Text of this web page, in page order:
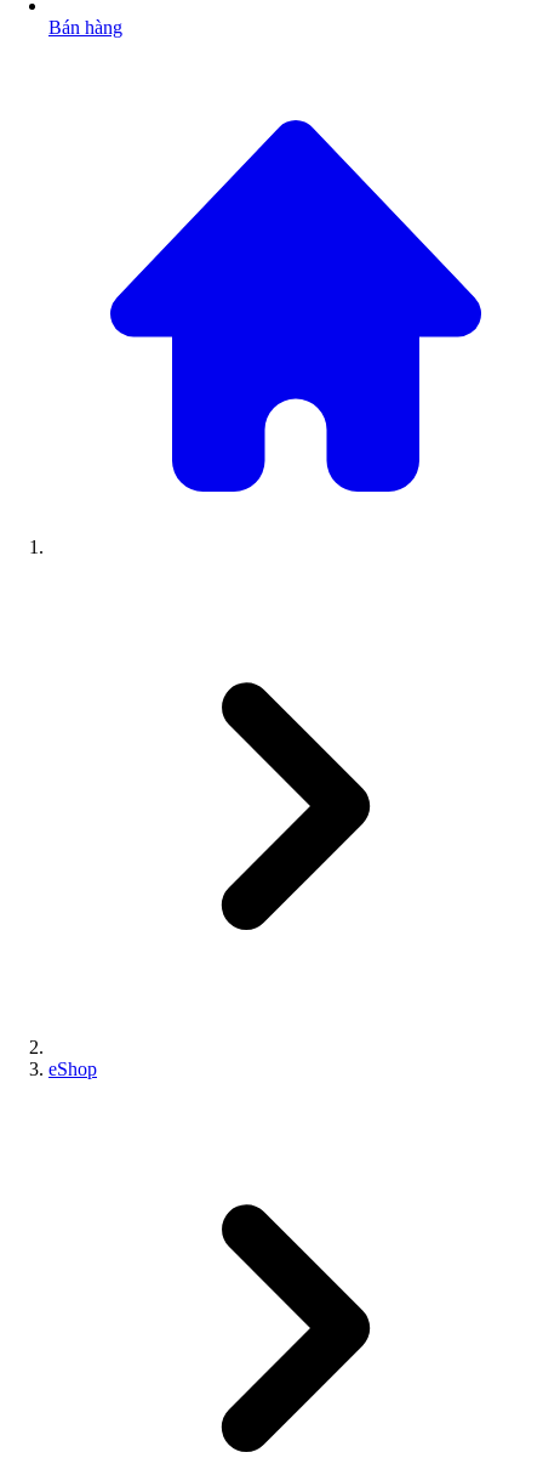
Bán hàng
eShop